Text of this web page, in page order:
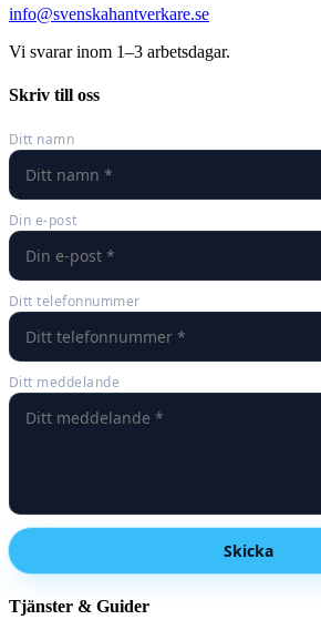
info@svenskahantverkare.se
Vi svarar inom 1–3 arbetsdagar.
Skriv till oss
Ditt namn
Din e-post
Ditt telefonnummer
Ditt meddelande
Skicka
Tjänster & Guider